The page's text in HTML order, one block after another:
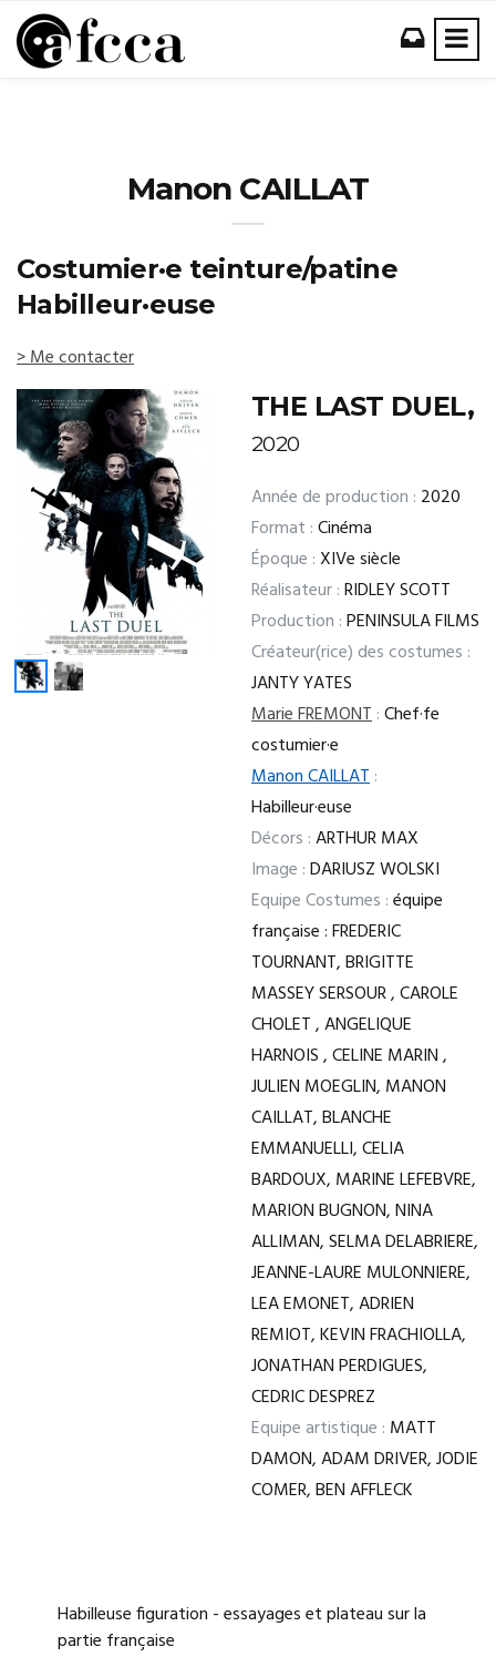
Manon CAILLAT
Costumier·e teinture/patine
Habilleur·euse
> Me contacter
THE LAST DUEL,
2020
Année de production : 2020
Format :Cinéma
Époque :XIVe siècle
Réalisateur :RIDLEY SCOTT
Production :PENINSULA FILMS
Créateur(rice) des costumes :
JANTY YATES
Marie FREMONT:Chef·fe
costumier·e
Manon CAILLAT:
Habilleur·euse
Décors :ARTHUR MAX
Image :DARIUSZ WOLSKI
Equipe Costumes :équipe
française : FREDERIC
TOURNANT, BRIGITTE
MASSEY SERSOUR , CAROLE
CHOLET , ANGELIQUE
HARNOIS , CELINE MARIN ,
JULIEN MOEGLIN, MANON
CAILLAT, BLANCHE
EMMANUELLI, CELIA
BARDOUX, MARINE LEFEBVRE,
MARION BUGNON, NINA
ALLIMAN, SELMA DELABRIERE,
JEANNE-LAURE MULONNIERE,
LEA EMONET, ADRIEN
REMIOT, KEVIN FRACHIOLLA,
JONATHAN PERDIGUES,
CEDRIC DESPREZ
Equipe artistique : MATT
DAMON, ADAM DRIVER, JODIE
COMER, BEN AFFLECK
Habilleuse figuration - essayages et plateau sur la
partie française